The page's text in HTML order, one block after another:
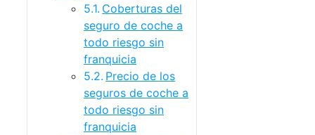
Coberturas del
seguro de coche a
todo riesgo sin
franquicia
Precio de los
seguros de coche a
todo riesgo sin
franquicia